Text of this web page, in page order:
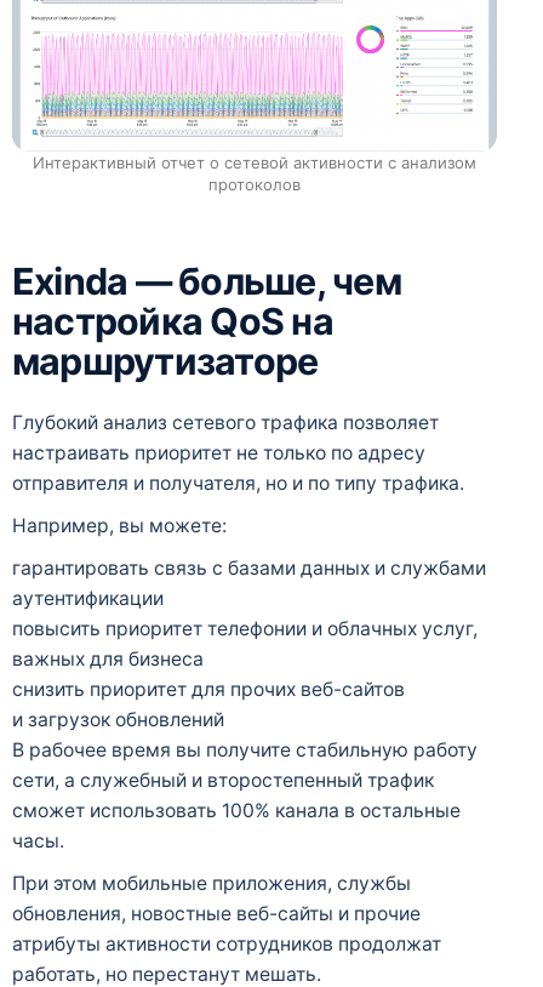
Интерактивный отчет о сетевой активности с анализом
протоколов
Exinda — больше, чем
настройка QoS на
маршрутизаторе
Глубокий анализ сетевого трафика позволяет
настраивать приоритет не только по адресу
отправителя и получателя, но и по типу трафика.
Например, вы можете:
гарантировать связь с базами данных и службами
аутентификации
повысить приоритет телефонии и облачных услуг,
важных для бизнеса
снизить приоритет для прочих веб-сайтов
и загрузок обновлений
В рабочее время вы получите стабильную работу
сети, а служебный и второстепенный трафик
сможет использовать 100% канала в остальные
часы.
При этом мобильные приложения, службы
обновления, новостные веб-сайты и прочие
атрибуты активности сотрудников продолжат
работать, но перестанут мешать.